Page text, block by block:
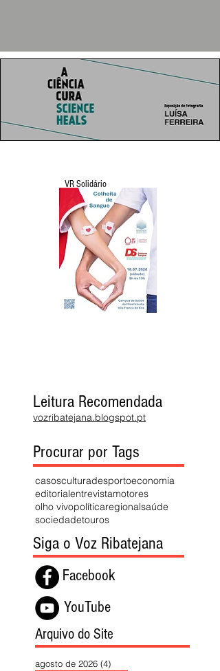
VR Solidário
Leitura Recomendada
vozribatejana.blogspot.pt
Procurar por Tags
casosculturadesportoeconomia
editorialentrevistamotores
olho vivopolíticaregionalsaúde
sociedadetouros
Siga o Voz Ribatejana
Facebook
YouTube
Arquivo do Site
agosto de 2026 (4)